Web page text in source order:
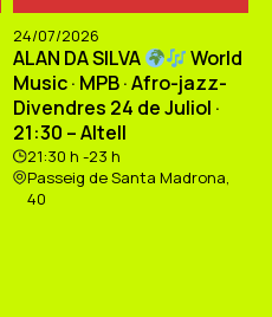
24/07/2026
ALAN DA SILVA
World
Music · MPB · Afro-jazz-
Divendres 24 de Juliol ·
21:30 – Altell
21:30 h -23 h
Passeig de Santa Madrona,
40